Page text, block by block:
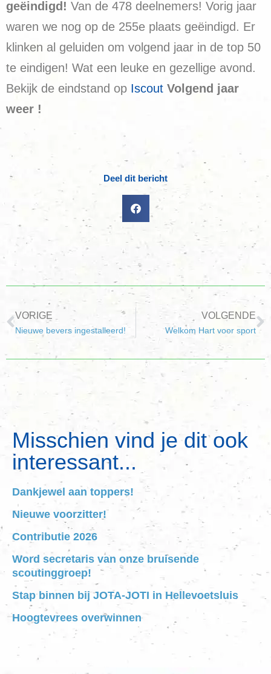
geëindigd! Van de 478 deelnemers! Vorig jaar
waren we nog op de 255e plaats geëindigd. Er
klinken al geluiden om volgend jaar in de top 50
te eindigen! Wat een leuke en gezellige avond.
Bekijk de eindstand op Iscout Volgend jaar
weer !
Deel dit bericht
VORIGE
Nieuwe bevers ingestalleerd!
VOLGENDE
Welkom Hart voor sport
Misschien vind je dit ook
interessant...
Dankjewel aan toppers!
Nieuwe voorzitter!
Contributie 2026
Word secretaris van onze bruisende
scoutinggroep!
Stap binnen bij JOTA-JOTI in Hellevoetsluis
Hoogtevrees overwinnen